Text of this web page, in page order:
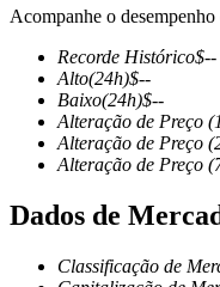
Futuros COIN-M
Futuros de
TradFi
Acompanhe o
Recorde Histórico$--
Alto(24h)$--
Baixo(24h)$--
Alteração de Preço
Alteração de Preço
Alteração de Preço
Dados de
Classificação de